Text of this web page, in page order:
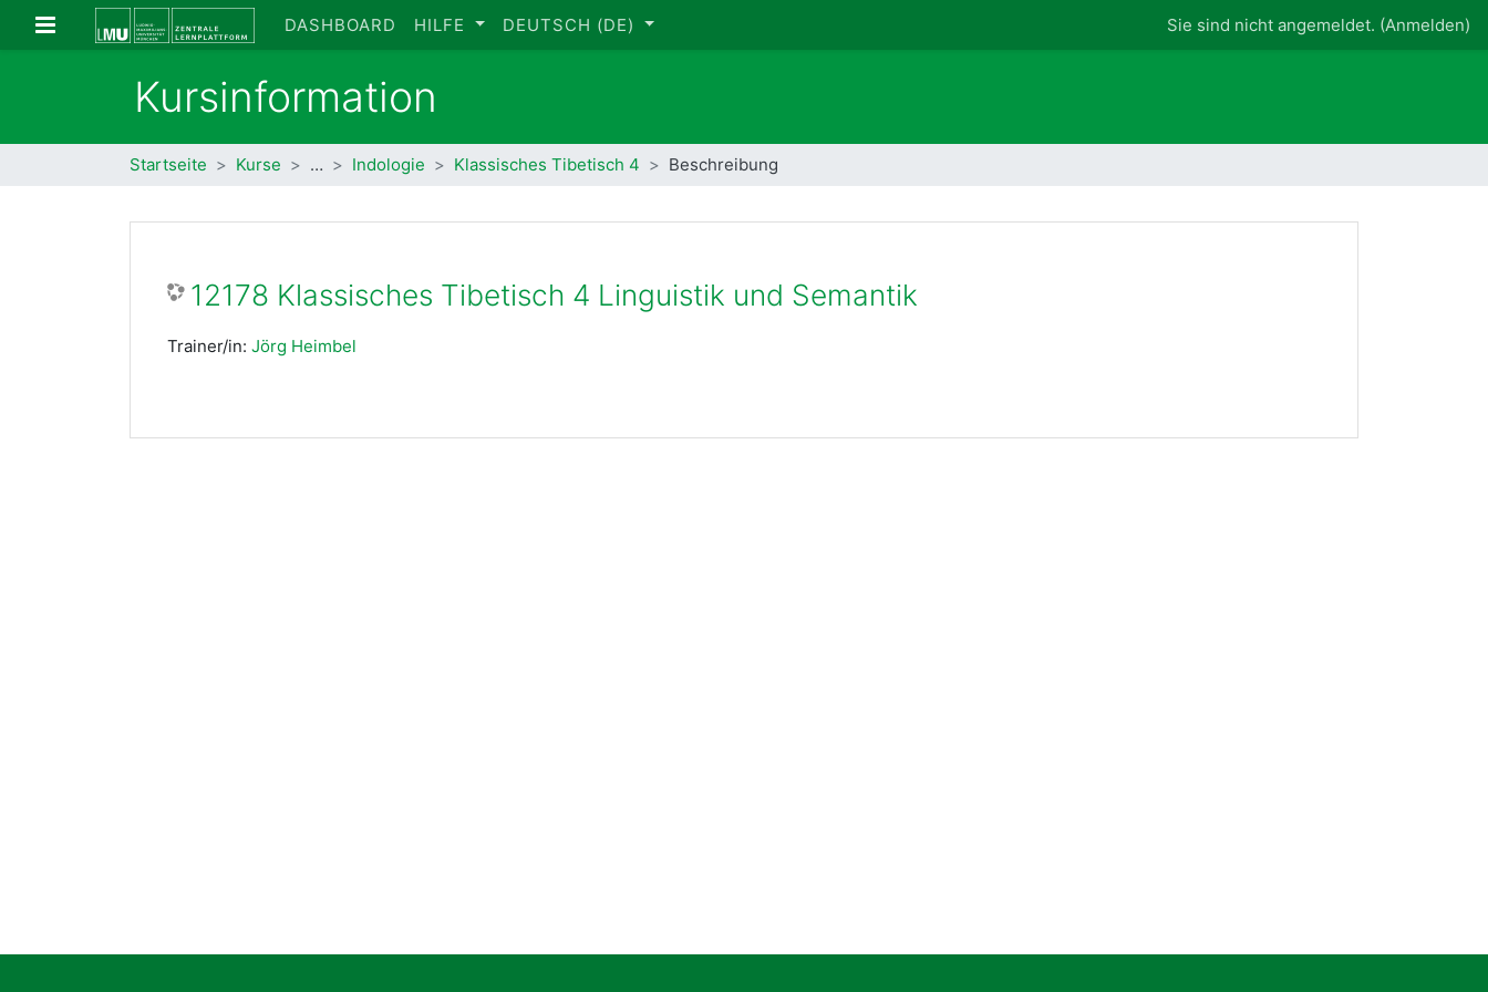
Zum Hauptinhalt
Website-Übersicht DASHBOARD HILFE DEUTSCH ‎(DE)‎ Sie sind nicht angemeldet. (Anmelden)
Kursinformation
Startseite Kurse … Indologie Klassisches Tibetisch 4 Beschreibung
12178 Klassisches Tibetisch 4 Linguistik und Semantik
Trainer/in: Jörg Heimbel